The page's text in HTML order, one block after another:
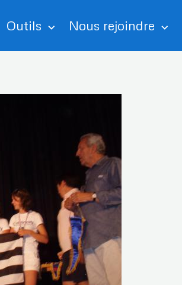
Outils Nous rejoindre